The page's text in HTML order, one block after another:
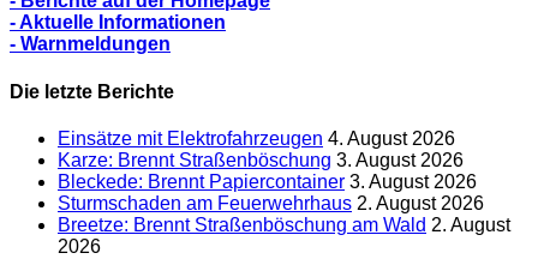
- Aktuelle Informationen
- Warnmeldungen
Die letzte Berichte
Einsätze mit Elektrofahrzeugen 4. August 2026
Karze: Brennt Straßenböschung 3. August 2026
Bleckede: Brennt Papiercontainer 3. August 2026
Sturmschaden am Feuerwehrhaus 2. August 2026
Breetze: Brennt Straßenböschung am Wald 2. August
2026